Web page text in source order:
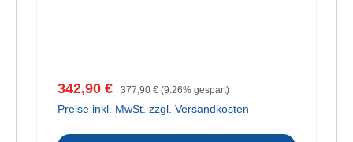
Verkaufspreis:
342,90 € Regulärer Preis:
377,90 € (9.26% gespart)
Preise inkl. MwSt. zzgl. Versandkosten